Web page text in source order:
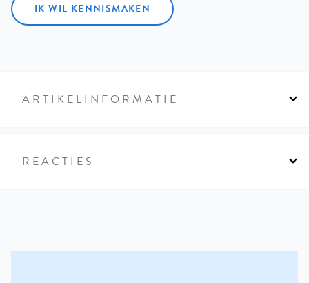
IK WIL KENNISMAKEN
ARTIKELINFORMATIE
REACTIES